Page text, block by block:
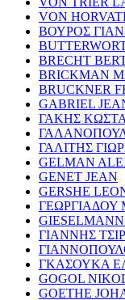
VON
ΒΟΥΡΟΣ
BRECHT
BRICKMAN
BRUCKNER
GABRIEL
ΓΑΚΗΣ
ΓΑΛΙΤΗΣ
GELMAN
GENET JEAN
GERSHE
ΓΕΩΡΓΙΑΔΟΥ
ΓΙΑΝΝΗΣ
ΓΚΑΣΟΥΚΑ
GOGOL
GOETHE